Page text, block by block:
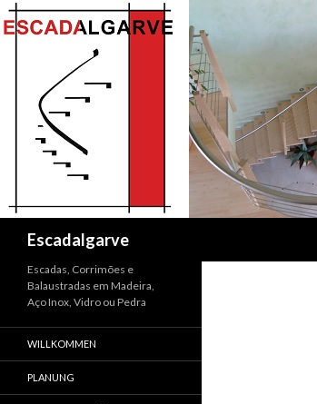
Escadalgarve
Escadas, Corrimões e
Balaustradas em Madeira,
Aço Inox, Vidro ou Pedra
WILLKOMMEN
PLANUNG